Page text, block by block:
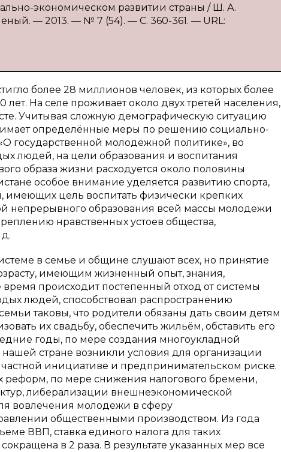
экономическом развитии страны / Ш. А.
— 2013. — № 7 (54). — С. 360-361. — URL:
более 28 миллионов человек, из которых более
лет. На селе проживает около двух третей населения,
Учитывая сложную демографическую ситуацию
определённые меры по решению социально-
государственной молодёжной политике», во
людей, на цели образования и воспитания
образа жизни расходуется около половины
особое внимание уделяется развитию спорта,
имеющих цель воспитать физически крепких
непрерывного образования всей массы молодежи
нравственных устоев общества,
в семье и общине слушают всех, но принятие
имеющим жизненный опыт, знания,
происходит постепенный отход от системы
людей, способствовал распространению
таковы, что родители обязаны дать своим детям
их свадьбу, обеспечить жильём, обставить его
годы, по мере создания многоукладной
стране возникли условия для организации
инициативе и предпринимательском риске.
по мере снижения налогового бремени,
либерализации внешнеэкономической
вовлечения молодежи в сферу
общественными производством. Из года
ВВП, ставка единого налога для таких
в 2 раза. В результате указанных мер все